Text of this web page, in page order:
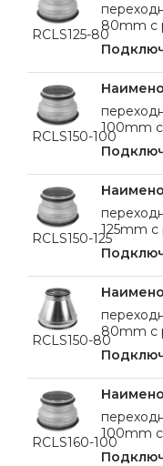
RCLS125-80
80mm с
RCLS150-100
100mm
RCLS150-125
125mm
RCLS150-80
80mm с
RCLS160-100
100mm